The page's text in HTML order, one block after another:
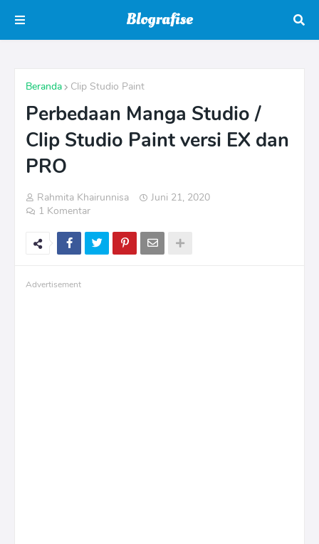
Beranda Clip Studio Paint
Perbedaan Manga Studio /
Clip Studio Paint versi EX dan
PRO
Rahmita Khairunnisa
Juni 21, 2020
1 Komentar
Advertisement